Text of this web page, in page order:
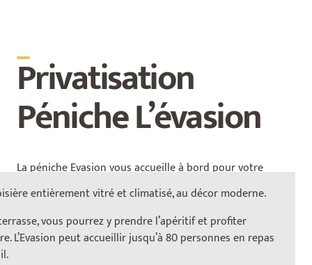
Privatisation
Péniche L’évasion
entièrement vitré et climatisé, au décor moderne.
vous pourrez y prendre l’apéritif et profiter
L’Evasion peut accueillir jusqu’à 80 personnes en repas
La péniche Evasion vous accueille à bord pour votre
événement : mariage, anniversaire, séminaire, déjeuner ou
dîner croisière. Oscillant entre modernité et décor
précieux, cette magnifique péniche rappelle le charme de
yachts. Accédez au magnifique pont terrasse afin de